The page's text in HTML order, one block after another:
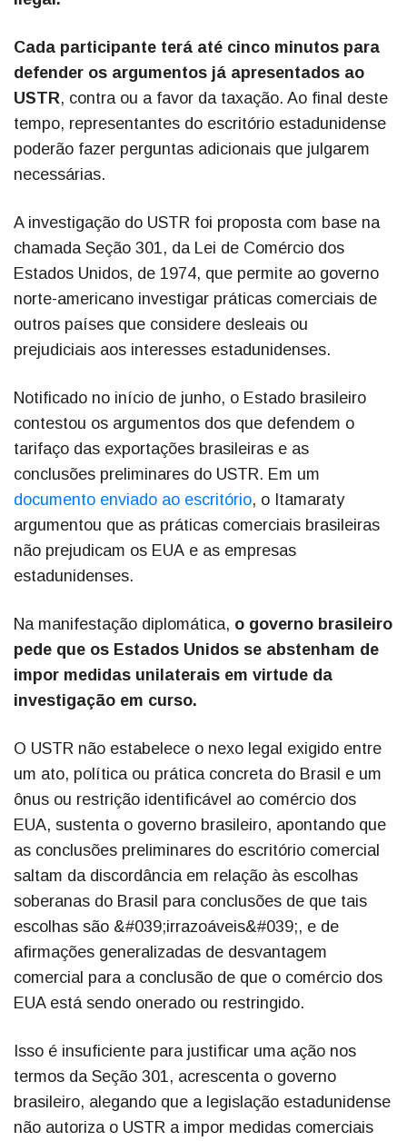
Cada participante terá até cinco minutos para
defender os argumentos já apresentados ao
USTR, contra ou a favor da taxação. Ao final deste
tempo, representantes do escritório estadunidense
poderão fazer perguntas adicionais que julgarem
necessárias.
A investigação do USTR foi proposta com base na
chamada Seção 301, da Lei de Comércio dos
Estados Unidos, de 1974, que permite ao governo
norte-americano investigar práticas comerciais de
outros países que considere desleais ou
prejudiciais aos interesses estadunidenses.
Notificado no início de junho, o Estado brasileiro
contestou os argumentos dos que defendem o
tarifaço das exportações brasileiras e as
conclusões preliminares do USTR. Em um
documento enviado ao escritório, o Itamaraty
argumentou que as práticas comerciais brasileiras
não prejudicam os EUA e as empresas
estadunidenses.
Na manifestação diplomática, o governo brasileiro
pede que os Estados Unidos se abstenham de
impor medidas unilaterais em virtude da
investigação em curso.
O USTR não estabelece o nexo legal exigido entre
um ato, política ou prática concreta do Brasil e um
ônus ou restrição identificável ao comércio dos
EUA, sustenta o governo brasileiro, apontando que
as conclusões preliminares do escritório comercial
saltam da discordância em relação às escolhas
soberanas do Brasil para conclusões de que tais
escolhas são &#039;irrazoáveis&#039;, e de
afirmações generalizadas de desvantagem
comercial para a conclusão de que o comércio dos
EUA está sendo onerado ou restringido.
Isso é insuficiente para justificar uma ação nos
termos da Seção 301, acrescenta o governo
brasileiro, alegando que a legislação estadunidense
não autoriza o USTR a impor medidas comerciais